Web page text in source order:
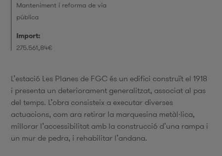
Manteniment i reforma de via
pública
Import:
275.561,84€
L’estació Les Planes de FGC és un edifici construït el 1918
i presenta un deteriorament generalitzat, associat al pas
del temps. L’obra consisteix a executar diverses
actuacions, com ara retirar la marquesina metàl·lica,
millorar l’accessibilitat amb la construcció d’una rampa i
un mur de pedra, i rehabilitar l’andana.